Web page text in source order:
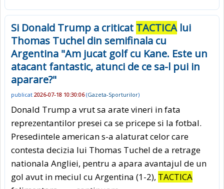
Si Donald Trump a criticat TACTICAlui
Thomas Tuchel din semifinala cu
Argentina "Am jucat golf cu Kane. Este un
atacant fantastic, atunci de ce sa-l pui in
aparare?"
publicat 2026-07-18 10:30:06(Gazeta-Sporturilor)
Donald Trump a vrut sa arate vineri in fata
reprezentantilor presei ca se pricepe si la fotbal.
Presedintele american s-a alaturat celor care
contesta decizia lui Thomas Tuchel de a retrage
nationala Angliei, pentru a apara avantajul de un
gol avut in meciul cu Argentina (1-2), TACTICA